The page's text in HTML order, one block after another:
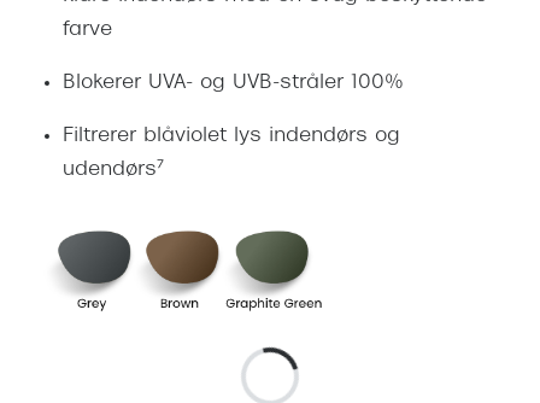
farve
Blokerer UVA- og UVB-stråler 100%
Filtrerer blåviolet lys indendørs og
udendørs⁷